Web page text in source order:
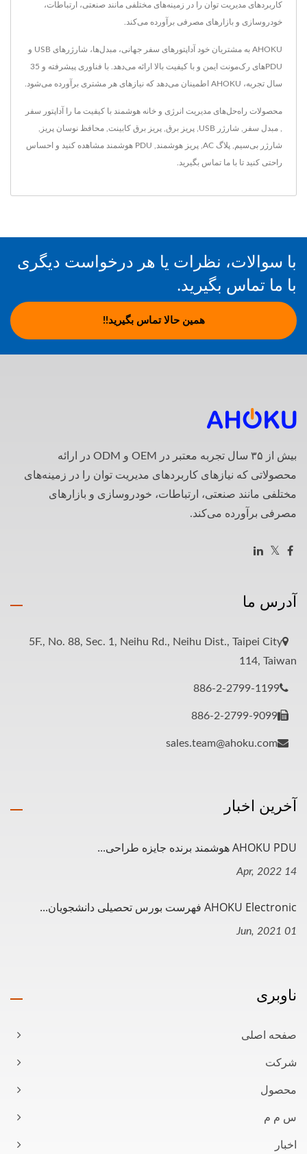
کاربردهای مدیریت توان را در زمینه‌های مختلفی مانند صنعتی، ارتباطات،
خودروسازی و بازارهای مصرفی برآورده می‌کند.
AHOKU به مشتریان خود آداپتورهای سفر جهانی، مبدل‌ها، شارژرهای USB و
PDUهای رک‌مونت ایمن و با کیفیت بالا ارائه می‌دهد. با فناوری پیشرفته و 35
سال تجربه، AHOKU اطمینان می‌دهد که نیازهای هر مشتری برآورده می‌شود.
محصولات راه‌حل‌های مدیریت انرژی و خانه هوشمند با کیفیت ما را آداپتور سفر
, مبدل سفر , شارژر USB , پریز برق, پریز برق کابینت, محافظ نوسان پریز ,
شارژر بی‌سیم, پلاگ AC , پریز هوشمند, PDU هوشمند مشاهده کنید و احساس
راحتی کنید تا با ما تماس بگیرید.
با سوالات، نظرات یا هر درخواست دیگری
با ما تماس بگیرید.
همین حالا تماس بگیرید!!
بیش از ۳۵ سال تجربه معتبر در OEM و ODM در ارائه
محصولاتی که نیازهای کاربردهای مدیریت توان را در زمینه‌های
مختلفی مانند صنعتی، ارتباطات، خودروسازی و بازارهای
مصرفی برآورده می‌کند.
آدرس ما
5F., No. 88, Sec. 1, Neihu Rd., Neihu Dist., Taipei City
114, Taiwan
886-2-2799-1199
886-2-2799-9099
sales.team@ahoku.com
آخرین اخبار
AHOKU PDU هوشمند برنده جایزه طراحی...
14 Apr, 2022
AHOKU Electronic فهرست بورس تحصیلی دانشجویان...
01 Jun, 2021
ناوبری
صفحه اصلی
شرکت
محصول
س م م
اخبار